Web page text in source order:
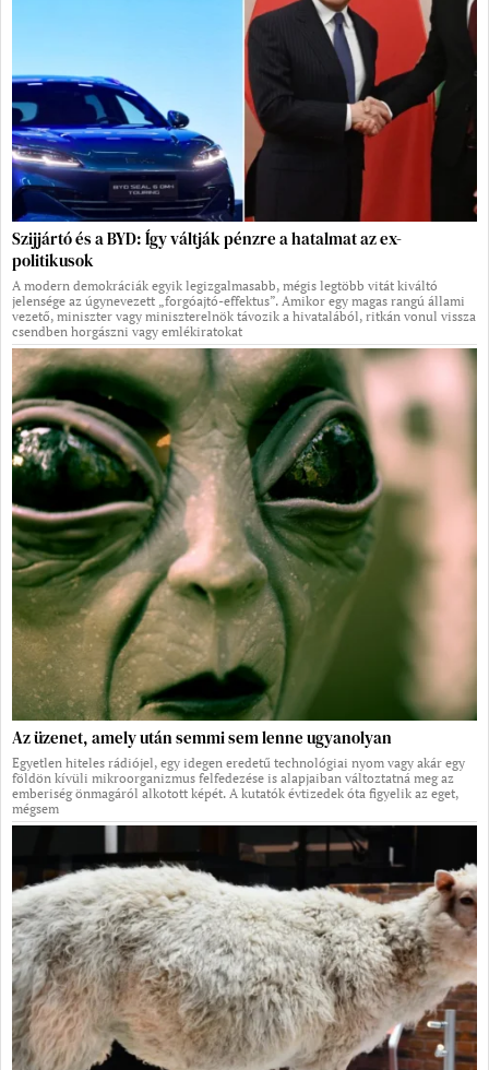
Szijjártó és a BYD: Így váltják pénzre a hatalmat az ex-
politikusok
A modern demokráciák egyik legizgalmasabb, mégis legtöbb vitát kiváltó
jelensége az úgynevezett „forgóajtó-effektus”. Amikor egy magas rangú állami
vezető, miniszter vagy miniszterelnök távozik a hivatalából, ritkán vonul vissza
csendben horgászni vagy emlékiratokat
Az üzenet, amely után semmi sem lenne ugyanolyan
Egyetlen hiteles rádiójel, egy idegen eredetű technológiai nyom vagy akár egy
földön kívüli mikroorganizmus felfedezése is alapjaiban változtatná meg az
emberiség önmagáról alkotott képét. A kutatók évtizedek óta figyelik az eget,
mégsem